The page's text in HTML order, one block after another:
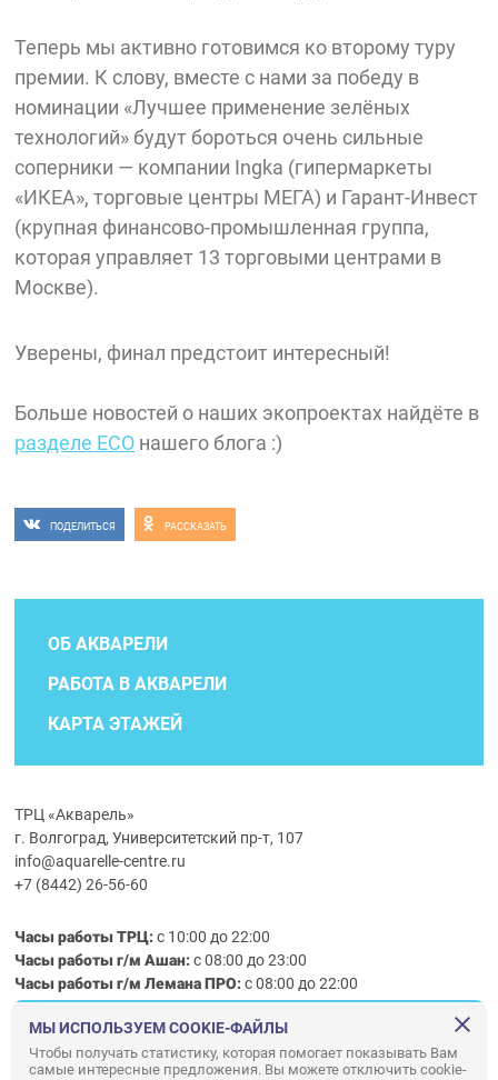
Теперь мы активно готовимся ко второму туру
премии. К слову, вместе с нами за победу в
номинации «Лучшее применение зелёных
технологий» будут бороться очень сильные
соперники — компании Ingka (гипермаркеты
«ИКЕА», торговые центры МЕГА) и Гарант-Инвест
(крупная финансово-промышленная группа,
которая управляет 13 торговыми центрами в
Москве).
Уверены, финал предстоит интересный!
Больше новостей о наших экопроектах найдёте в
разделе ECO нашего блога :)
ПОДЕЛИТЬСЯ РАССКАЗАТЬ
ОБ АКВАРЕЛИ
РАБОТА В АКВАРЕЛИ
КАРТА ЭТАЖЕЙ
ТРЦ «Акварель»
г. Волгоград, Университетский пр-т, 107
info@aquarelle-centre.ru
+7 (8442) 26-56-60
Часы работы ТРЦ:с 10:00 до 22:00
Часы работы г/м Ашан:с 08:00 до 23:00
Часы работыг/мЛемана ПРО:с 08:00 до 22:00
Правила посещения ТРЦ «Акварель»
МЫ ИСПОЛЬЗУЕМ COOKIE-ФАЙЛЫ
Чтобы получать статистику, которая помогает показывать Вам
самые интересные предложения. Вы можете отключить cookie-